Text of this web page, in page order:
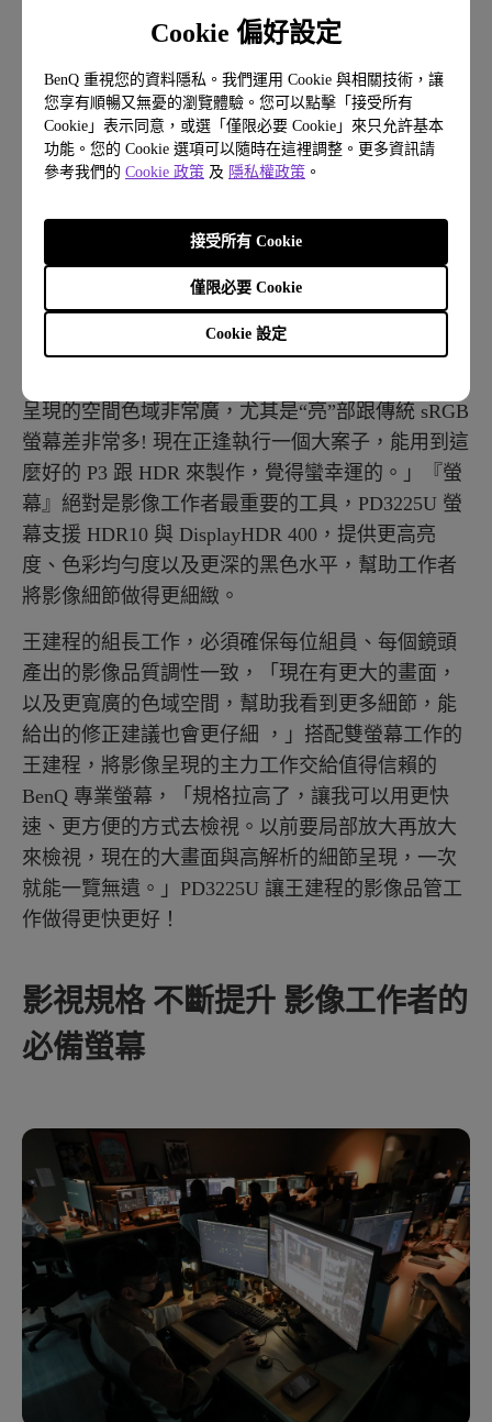
Cookie 偏好設定
BenQ 重視您的資料隱私。我們運用 Cookie 與相關技術，讓
您享有順暢又無憂的瀏覽體驗。您可以點擊「接受所有
Cookie」表示同意，或選「僅限必要 Cookie」來只允許基本
功能。您的 Cookie 選項可以隨時在這裡調整。更多資訊請
參考我們的 Cookie 政策 及 隱私權政策 。
Cookie 設定
僅限必要 Cookie
接受所有 Cookie
在製作的時候會用 sRGB 先看，再切換到 P3，最後
切換到 HDR ，現在還多了 Mac 模式可以檢視，」
合成組長的工作必須檢視影像在各個環節唱的呈
現，與最後的統籌，而 BenQ 為影像工作者打造的
專業螢幕，擁有多種寬廣色域足以支援工作需求，
並特別設計了外接智慧轉盤，讓使用者快速切換，
32 吋畫面更大 HDR 細節更多 更
有效率把關影像品質
呈現的空間色域非常廣，尤其是“亮”部跟傳統 sRGB
螢幕差非常多! 現在正逢執行一個大案子，能用到這
麼好的 P3 跟 HDR 來製作，覺得蠻幸運的。」『螢
幕』絕對是影像工作者最重要的工具，PD3225U 螢
幕支援 HDR10 與 DisplayHDR 400，提供更高亮
度、色彩均勻度以及更深的黑色水平，幫助工作者
將影像細節做得更細緻。
王建程的組長工作，必須確保每位組員、每個鏡頭
產出的影像品質調性一致，「現在有更大的畫面，
以及更寬廣的色域空間，幫助我看到更多細節，能
給出的修正建議也會更仔細 ，」搭配雙螢幕工作的
王建程，將影像呈現的主力工作交給值得信賴的
BenQ 專業螢幕，「規格拉高了，讓我可以用更快
速、更方便的方式去檢視。以前要局部放大再放大
來檢視，現在的大畫面與高解析的細節呈現，一次
就能一覽無遺。」PD3225U 讓王建程的影像品管工
作做得更快更好！
影視規格 不斷提升 影像工作者的
必備螢幕